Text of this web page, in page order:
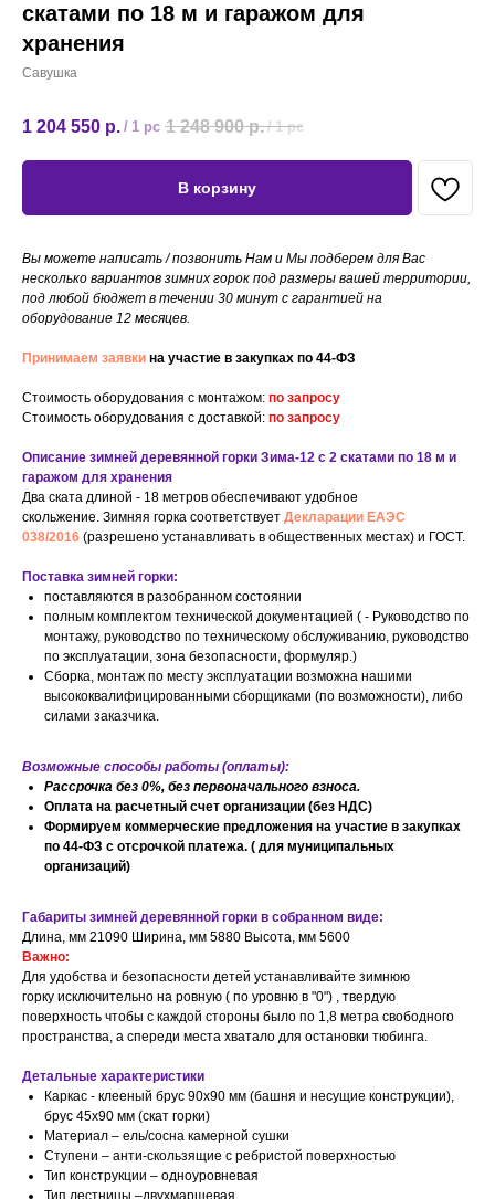
скатами по 18 м и гаражом для
хранения
Савушка
1 204 550 р. / 1 pc 1 248 900 р. / 1 pc
В корзину
Вы можете написать / позвонить Нам и Мы подберем для Вас
несколько вариантов зимних горок под размеры вашей территории,
под любой бюджет в течении 30 минут с гарантией на
оборудование 12 месяцев.
Принимаем заявки на участие в закупках по 44-ФЗ
Стоимость оборудования с монтажом: по запросу
Стоимость оборудования с доставкой: по запросу
Описание зимней деревянной горки Зима-12 с 2 скатами по 18 м и
гаражом для хранения
Два ската длиной - 18 метров обеспечивают удобное
скольжение. Зимняя горка соответствует Декларации ЕАЭС
038/2016 (разрешено устанавливать в общественных местах) и ГОСТ.
Поставка зимней горки:
поставляются в разобранном состоянии
полным комплектом технической документацией ( - Руководство по
монтажу, руководство по техническому обслуживанию, руководство
по эксплуатации, зона безопасности, формуляр.)
Сборка, монтаж по месту эксплуатации возможна нашими
высококвалифицированными сборщиками (по возможности), либо
силами заказчика.
Возможные способы работы (оплаты):
Рассрочка без 0%, без первоначального взноса.
Оплата на расчетный счет организации (без НДС)
Формируем коммерческие предложения на участие в закупках
по 44-ФЗ с отсрочкой платежа. ( для муниципальных
организаций)
Габариты зимней деревянной горки в собранном виде:
Длина, мм 21090 Ширина, мм 5880 Высота, мм 5600
Важно:
Для удобства и безопасности детей устанавливайте зимнюю
горку исключительно на ровную ( по уровню в "0") , твердую
поверхность чтобы с каждой стороны было по 1,8 метра свободного
пространства, а спереди места хватало для остановки тюбинга.
Детальные характеристики
Каркас - клееный брус 90х90 мм (башня и несущие конструкции),
брус 45х90 мм (скат горки)
Материал – ель/сосна камерной сушки
Ступени – анти-скользящие с ребристой поверхностью
Тип конструкции – одноуровневая